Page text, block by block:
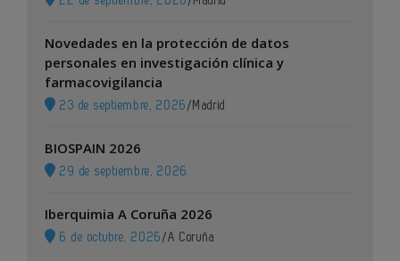
Novedades en la protección de datos
personales en investigación clínica y
farmacovigilancia
23 de septiembre, 2026 / Madrid
BIOSPAIN 2026
29 de septiembre, 2026
Iberquimia A Coruña 2026
6 de octubre, 2026 /A Coruña